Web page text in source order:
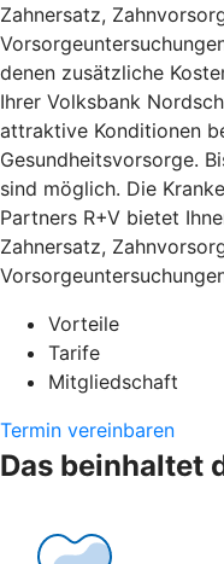
Zahnersatz,
denen zusätzliche
Ihrer Volksbank
attraktive Konditionen
Gesundheitsvorsorge.
sind möglich. Die
Partners R+V bietet
Zahnersatz,
Vorteile
Tarife
Mitgliedschaft
Termin vereinbaren
Das beinhaltet